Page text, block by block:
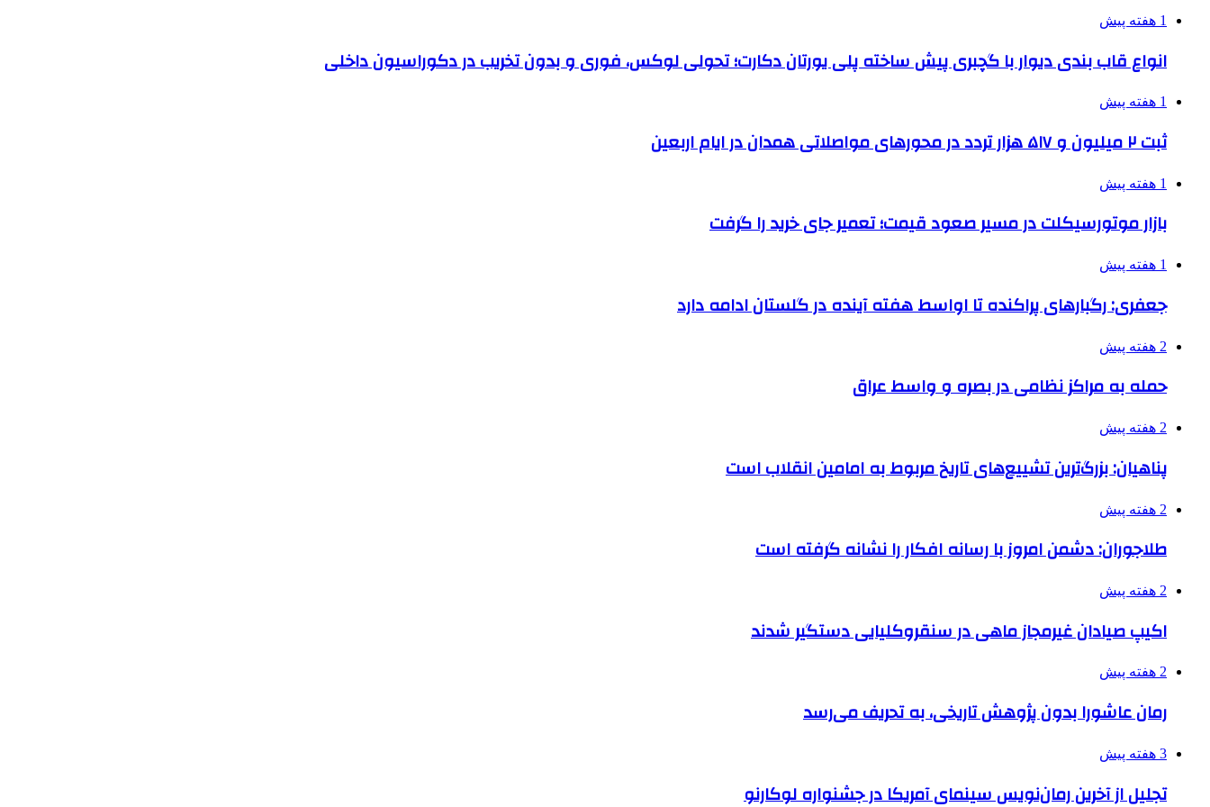
1 هفته پیش
انواع قاب بندی دیوار با گچبری پیش ساخته پلی یورتان دکارت؛ تحولی لوکس، فوری و بدون تخریب در دکوراسیون داخلی
1 هفته پیش
ثبت ۲ میلیون و ۵۱۷ هزار تردد در محورهای مواصلاتی همدان در ایام اربعین
1 هفته پیش
بازار موتورسیکلت در مسیر صعود قیمت؛ تعمیر جای خرید را گرفت
1 هفته پیش
جعفری: رگبارهای پراکنده تا اواسط هفته آینده در گلستان ادامه دارد
2 هفته پیش
حمله به مراکز نظامی در بصره و واسط عراق
2 هفته پیش
پناهیان: بزرگ‌ترین تشییع‌های تاریخ مربوط به امامین انقلاب است
2 هفته پیش
طلاجوران: دشمن امروز با رسانه افکار را نشانه گرفته است
2 هفته پیش
اکیپ صیادان غیرمجاز ماهی در سنقروکلیایی دستگیر شدند
2 هفته پیش
رمان عاشورا بدون پژوهش تاریخی، به تحریف می‌رسد
3 هفته پیش
تجلیل از آخرین رمان‌نویس سینمای آمریکا در جشنواره لوکارنو